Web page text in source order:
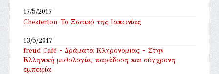
17/5/2017
Chesterton-Το Ξωτικό της Ιαπωνίας
13/5/2017
freud Café - Δράματα Κληρονομίας - Στην
Ελληνική μυθολογία, παράδοση και σύγχρονη
εμπειρία